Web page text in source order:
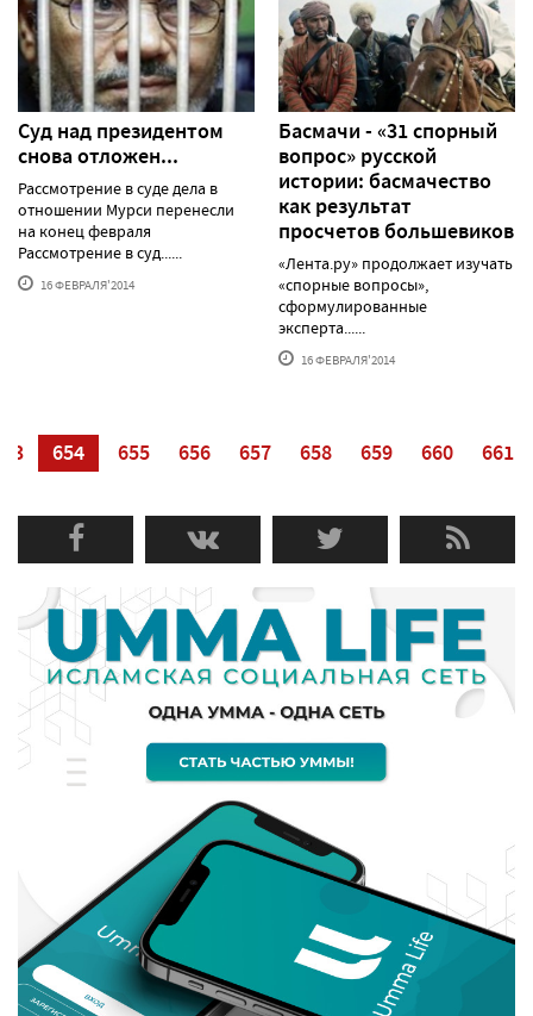
Суд над президентом
снова отложен...
Рассмотрение в суде дела в
отношении Мурси перенесли
на конец февраля
Рассмотрение в суд......
16 ФЕВРАЛЯ'2014
Басмачи - «31 спорный
вопрос» русской
истории: басмачество
как результат
просчетов большевиков
«Лента.ру» продолжает изучать
«спорные вопросы»,
сформулированные
эксперта......
16 ФЕВРАЛЯ'2014
654 655 656 657 658 659 660 661